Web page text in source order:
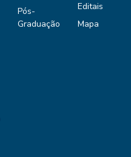
Pós-
Graduação
Editais
Mapa